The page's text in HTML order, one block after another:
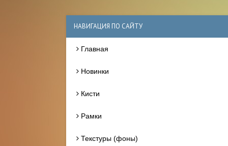
НАВИГАЦИЯ ПО САЙТУ
Главная
Новинки
Кисти
Рамки
Текстуры (фоны)